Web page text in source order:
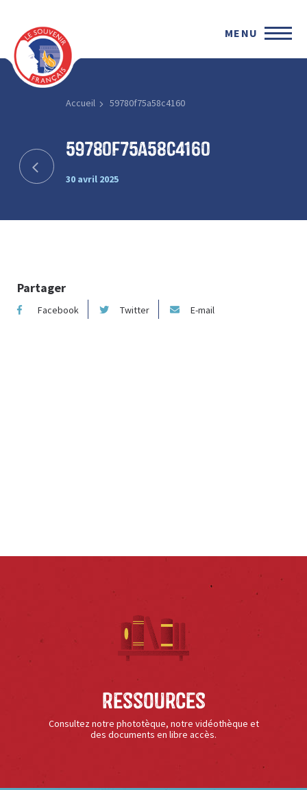
MENU
Accueil 59780f75a58c4160
59780f75a58c4160
30 avril 2025
Partager
Facebook Twitter E-mail
Ressources
Consultez notre phototèque, notre vidéothèque et
des documents en libre accès.